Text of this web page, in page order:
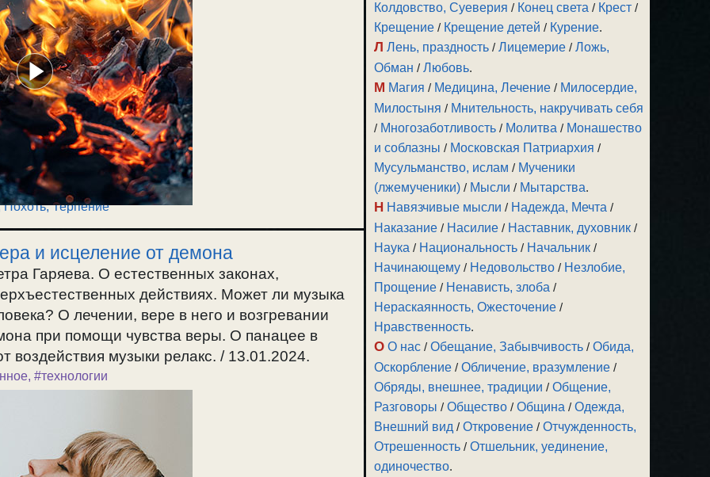
Похоть,Терпение
и исцеление от демона
Гаряева. О естественных законах,
действиях. Может ли музыка
О лечении, вере в него и возгревании
при помощи чувства веры. О панацее в
музыки релакс. / 13.01.2024.
, #технологии
Колдовство, Суеверия / Конец света / Крест /
Крещение / Крещение детей / Курение.
Л Лень, праздность /Лицемерие /Ложь,
Обман /Любовь.
М Магия / Медицина, Лечение / Милосердие,
Милостыня / Мнительность, накручивать себя
/ Многозаботливость / Молитва / Монашество
и соблазны / Московская Патриархия /
Мусульманство, ислам / Мученики
(лжемученики) / Мысли / Мытарства.
Н Навязчивые мысли / Надежда, Мечта /
Наказание / Насилие / Наставник, духовник /
Наука / Национальность / Начальник /
Начинающему / Недовольство / Незлобие,
Прощение / Ненависть, злоба /
Нераскаянность, Ожесточение /
Нравственность.
О О нас /Обещание, Забывчивость /Обида,
Оскорбление /Обличение, вразумление /
Обряды, внешнее, традиции /Общение,
Разговоры /Общество /Община /Одежда,
Внешний вид /Откровение /Отчужденность,
Отрешенность /Отшельник, уединение,
одиночество.